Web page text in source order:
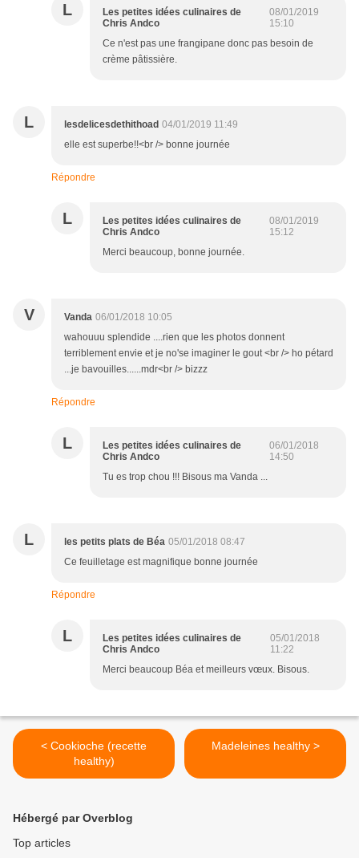
L
Les petites idées culinaires de
Chris Andco
08/01/2019
15:10
Ce n'est pas une frangipane donc pas besoin de
crème pâtissière.
L lesdelicesdethithoad 04/01/2019 11:49
elle est superbe!!<br /> bonne journée
Répondre
L
Les petites idées culinaires de
Chris Andco
08/01/2019
15:12
Merci beaucoup, bonne journée.
V Vanda 06/01/2018 10:05
wahouuu splendide ....rien que les photos donnent
terriblement envie et je no'se imaginer le gout <br /> ho pétard
...je bavouilles......mdr<br /> bizzz
Répondre
L
Les petites idées culinaires de
Chris Andco
06/01/2018
14:50
Tu es trop chou !!! Bisous ma Vanda ...
L les petits plats de Béa 05/01/2018 08:47
Ce feuilletage est magnifique bonne journée
Répondre
L
Les petites idées culinaires de
Chris Andco
05/01/2018
11:22
Merci beaucoup Béa et meilleurs vœux. Bisous.
< Cookioche (recette
healthy)
Madeleines healthy >
Hébergé par Overblog
Top articles